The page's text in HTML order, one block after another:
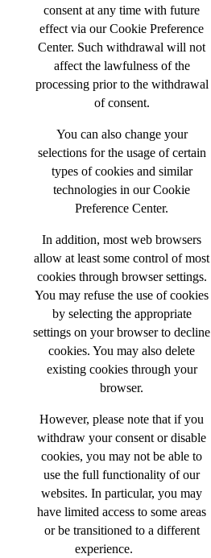
consent at any time with future
effect via our Cookie Preference
Center. Such withdrawal will not
affect the lawfulness of the
processing prior to the withdrawal
of consent.
You can also change your
selections for the usage of certain
types of cookies and similar
technologies in our Cookie
Preference Center.
In addition, most web browsers
allow at least some control of most
cookies through browser settings.
You may refuse the use of cookies
by selecting the appropriate
settings on your browser to decline
cookies. You may also delete
existing cookies through your
browser.
However, please note that if you
withdraw your consent or disable
cookies, you may not be able to
use the full functionality of our
websites. In particular, you may
have limited access to some areas
or be transitioned to a different
experience.